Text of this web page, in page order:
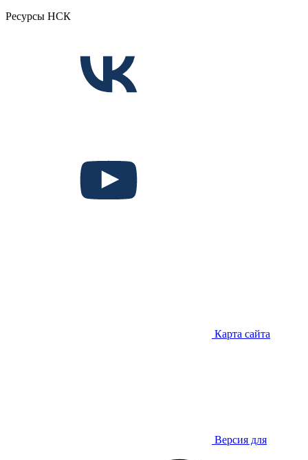
Ресурсы НСК
Карта сайта
Версия для